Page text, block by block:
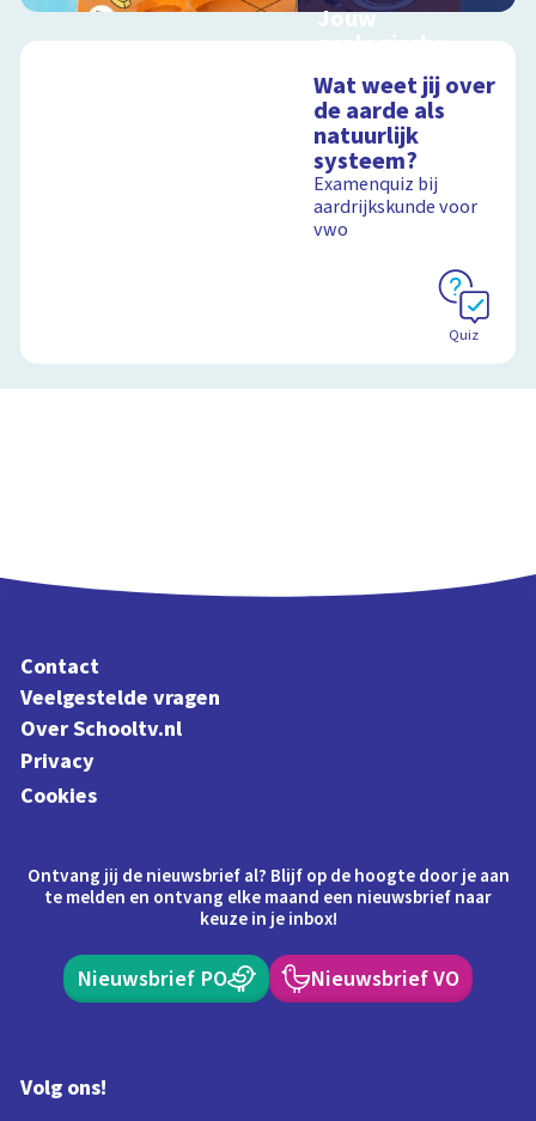
Jouw
ecologische
voetafdruk
Ontdek hoe jouw
levensstijl invloed
heeft op de aarde
Wat weet jij over
de aarde als
natuurlijk
systeem?
Examenquiz bij
aardrijkskunde voor
vwo
Quiz
Contact
Veelgestelde vragen
Over Schooltv.nl
Privacy
Cookies
Ontvang jij de nieuwsbrief al? Blijf op de hoogte door je aan
te melden en ontvang elke maand een nieuwsbrief naar
keuze in je inbox!
Nieuwsbrief PO Nieuwsbrief VO
Volg ons!